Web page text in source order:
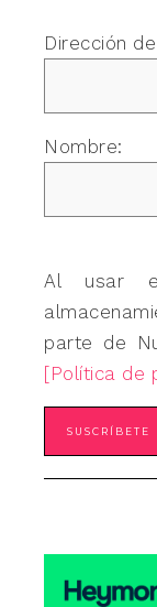
Dirección
Nombre:
Al usar
parte de
[Política de